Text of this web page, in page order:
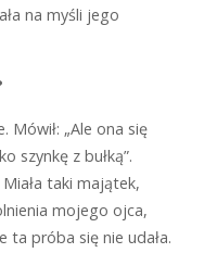
na myśli jego
Mówił: „Ale ona się
szynkę z bułką”.
taki majątek,
mojego ojca,
ta próba się nie udała.